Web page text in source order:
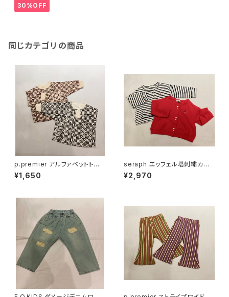
30%OFF
同じカテゴリの商品
p.premier アルファベットトレ
ーナー P406096
¥1,650
seraph エッフェル塔刺繍カー
ディガン S404016
¥2,970